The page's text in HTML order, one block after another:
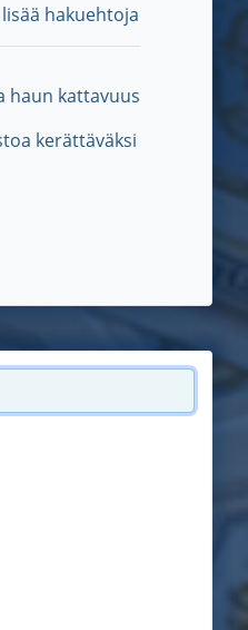
hakuehtoja
haun kattavuus
kerättäväksi